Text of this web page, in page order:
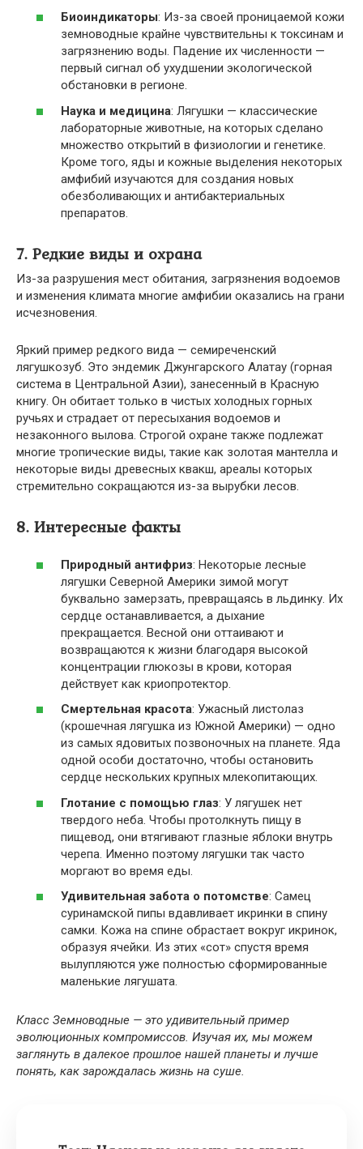
Биоиндикаторы: Из-за своей проницаемой кожи
земноводные крайне чувствительны к токсинам и
загрязнению воды. Падение их численности —
первый сигнал об ухудшении экологической
обстановки в регионе.
Наука и медицина: Лягушки — классические
лабораторные животные, на которых сделано
множество открытий в физиологии и генетике.
Кроме того, яды и кожные выделения некоторых
амфибий изучаются для создания новых
обезболивающих и антибактериальных
препаратов.
7. Редкие виды и охрана
Из-за разрушения мест обитания, загрязнения водоемов
и изменения климата многие амфибии оказались на грани
исчезновения.
Яркий пример редкого вида — семиреченский
лягушкозуб. Это эндемик Джунгарского Алатау (горная
система в Центральной Азии), занесенный в Красную
книгу. Он обитает только в чистых холодных горных
ручьях и страдает от пересыхания водоемов и
незаконного вылова. Строгой охране также подлежат
многие тропические виды, такие как золотая мантелла и
некоторые виды древесных квакш, ареалы которых
стремительно сокращаются из-за вырубки лесов.
8. Интересные факты
Природный антифриз: Некоторые лесные
лягушки Северной Америки зимой могут
буквально замерзать, превращаясь в льдинку. Их
сердце останавливается, а дыхание
прекращается. Весной они оттаивают и
возвращаются к жизни благодаря высокой
концентрации глюкозы в крови, которая
действует как криопротектор.
Смертельная красота: Ужасный листолаз
(крошечная лягушка из Южной Америки) — одно
из самых ядовитых позвоночных на планете. Яда
одной особи достаточно, чтобы остановить
сердце нескольких крупных млекопитающих.
Глотание с помощью глаз: У лягушек нет
твердого неба. Чтобы протолкнуть пищу в
пищевод, они втягивают глазные яблоки внутрь
черепа. Именно поэтому лягушки так часто
моргают во время еды.
Удивительная забота о потомстве: Самец
суринамской пипы вдавливает икринки в спину
самки. Кожа на спине обрастает вокруг икринок,
образуя ячейки. Из этих «сот» спустя время
вылупляются уже полностью сформированные
маленькие лягушата.
Класс Земноводные — это удивительный пример
эволюционных компромиссов. Изучая их, мы можем
заглянуть в далекое прошлое нашей планеты и лучше
понять, как зарождалась жизнь на суше.